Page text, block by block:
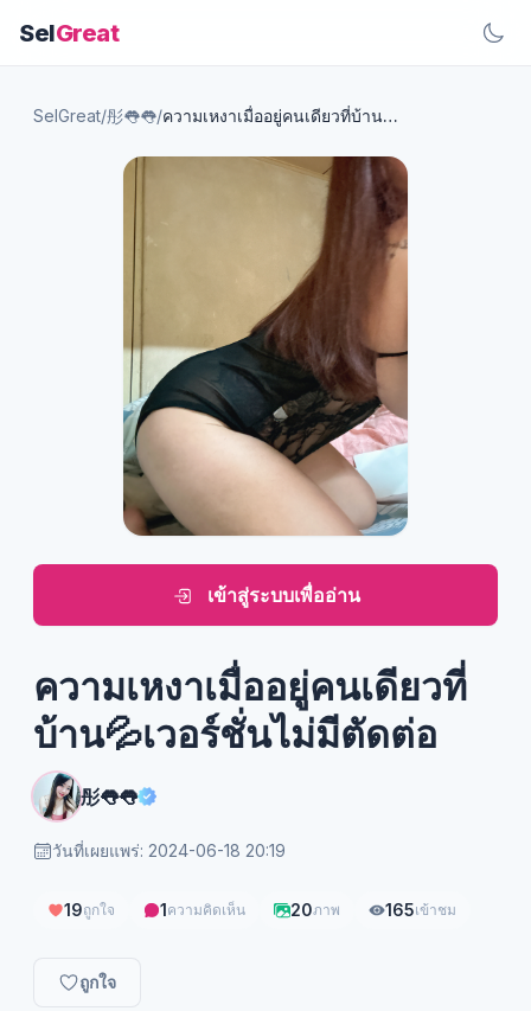
SelGreat
SelGreat/彤👅👅/ ความเหงาเมื่ออยู่คนเดียวที่บ้าน💦เวอร์ชั่นไม่มีตัดต่อ
เข้าสู่ระบบเพื่ออ่าน
ความเหงาเมื่ออยู่คนเดียวที่
บ้าน💦เวอร์ชั่นไม่มีตัดต่อ
彤👅👅
วันที่เผยแพร่: 2024-06-18 20:19
19ถูกใจ 1ความคิดเห็น 20ภาพ 165เข้าชม
ถูกใจ